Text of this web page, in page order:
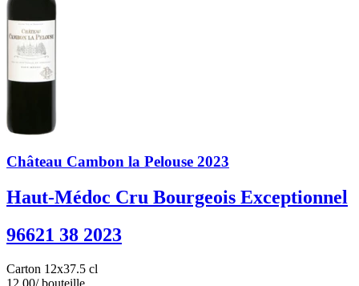
Château Cambon la Pelouse 2023
Haut-Médoc Cru Bourgeois Exceptionnel
96621 38 2023
Carton 12x37.5 cl
12.00/ bouteille